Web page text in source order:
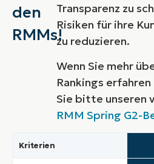
den
RMMs!
Transparenz zu
Risiken für ihre
zu reduzieren.
Wenn Sie mehr
Rankings
Sie bitte unseren
RMM Spring G2-
Kriterien